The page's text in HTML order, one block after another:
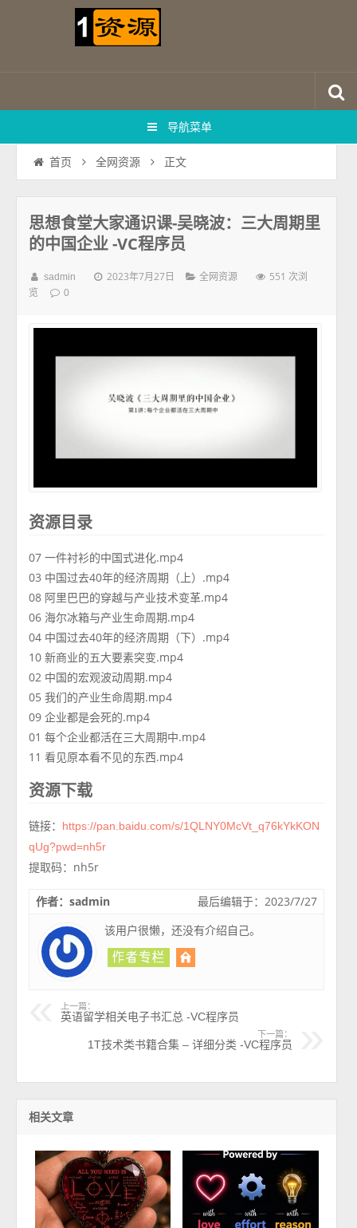
导航菜单
首页 全网资源 正文
思想食堂大家通识课-吴晓波：三大周期里
的中国企业 -VC程序员
sadmin 2023年7月27日 全网资源
551 次浏
览
0
资源目录
07 一件衬衫的中国式进化.mp4
03 中国过去40年的经济周期（上）.mp4
08 阿里巴巴的穿越与产业技术变革.mp4
06 海尔冰箱与产业生命周期.mp4
04 中国过去40年的经济周期（下）.mp4
10 新商业的五大要素突变.mp4
02 中国的宏观波动周期.mp4
05 我们的产业生命周期.mp4
09 企业都是会死的.mp4
01 每个企业都活在三大周期中.mp4
11 看见原本看不见的东西.mp4
资源下载
链接：
https://pan.baidu.com/s/1QLNY0McVt_q76kYkKON
qUg?pwd=nh5r
提取码：nh5r
最后编辑于：2023/7/27
作者：sadmin
该用户很懒，还没有介绍自己。
上一篇：
英语留学相关电子书汇总 -VC程序员
下一篇：
1T技术类书籍合集 – 详细分类 -VC程序员
相关文章